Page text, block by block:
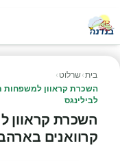
בית›שרלוט ›
השכרת קראוון למשפחות
לבילינגס
השכרת קראוון
קרוואנים